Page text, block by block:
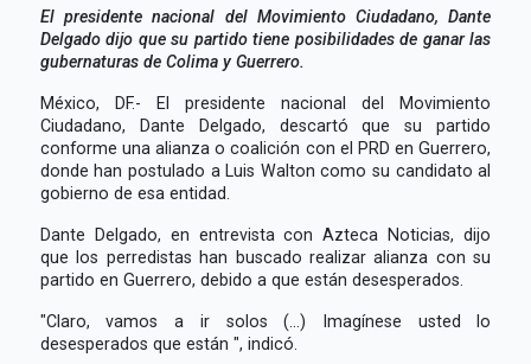
El presidente nacional del Movimiento Ciudadano, Dante
Delgado dijo que su partido tiene posibilidades de ganar las
gubernaturas de Colima y Guerrero.
México, DF.- El presidente nacional del Movimiento
Ciudadano, Dante Delgado, descartó que su partido
conforme una alianza o coalición con el PRD en Guerrero,
donde han postulado a Luis Walton como su candidato al
gobierno de esa entidad.
Dante Delgado, en entrevista con Azteca Noticias, dijo
que los perredistas han buscado realizar alianza con su
partido en Guerrero, debido a que están desesperados.
"Claro, vamos a ir solos (...) Imagínese usted lo
desesperados que están ", indicó.